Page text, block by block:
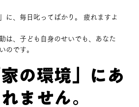
に、毎日叱ってばかり。 疲れますよ
は、子ども自身のせいでも、あなた
のです。
の環境」にあ
ません。